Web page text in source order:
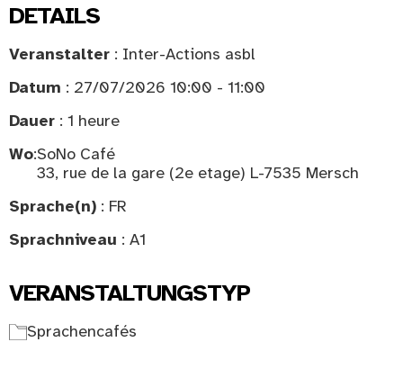
DETAILS
Veranstalter : Inter-Actions asbl
Datum : 27/07/2026 10:00 - 11:00
Dauer : 1 heure
Wo:SoNo Café
33, rue de la gare (2e etage) L-7535 Mersch
Sprache(n) : FR
Sprachniveau : A1
VERANSTALTUNGSTYP
Sprachencafés